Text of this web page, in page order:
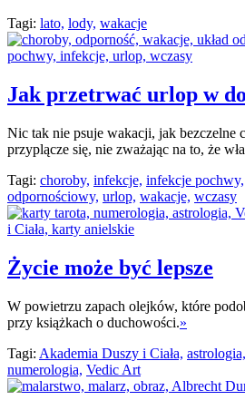
Tagi: lato, lody, wakacje
Jak przetrwać urlop w
Nic tak nie psuje wakacji, jak bezczelne
przyplącze się, nie zważając na to, że
Tagi: choroby, infekcje, infekcje pochwy,
odpornościowy, urlop, wakacje, wczasy
Życie może być lepsze
W powietrzu zapach olejków, które
przy książkach o duchowości.»
Tagi: Akademia Duszy i Ciała, astrologia,
numerologia, Vedic Art